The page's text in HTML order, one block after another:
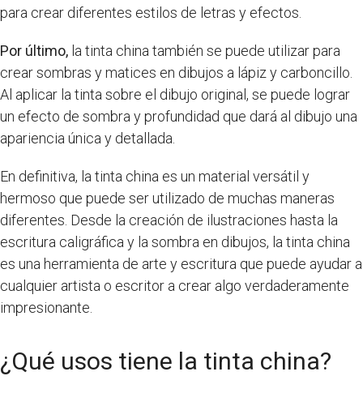
para crear diferentes estilos de letras y efectos.
Por último, la tinta china también se puede utilizar para
crear sombras y matices en dibujos a lápiz y carboncillo.
Al aplicar la tinta sobre el dibujo original, se puede lograr
un efecto de sombra y profundidad que dará al dibujo una
apariencia única y detallada.
En definitiva, la tinta china es un material versátil y
hermoso que puede ser utilizado de muchas maneras
diferentes. Desde la creación de ilustraciones hasta la
escritura caligráfica y la sombra en dibujos, la tinta china
es una herramienta de arte y escritura que puede ayudar a
cualquier artista o escritor a crear algo verdaderamente
impresionante.
¿Qué usos tiene la tinta china?